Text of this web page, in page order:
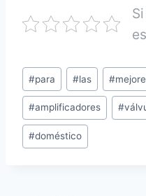
#para #las #
#amplificadores #
#doméstico